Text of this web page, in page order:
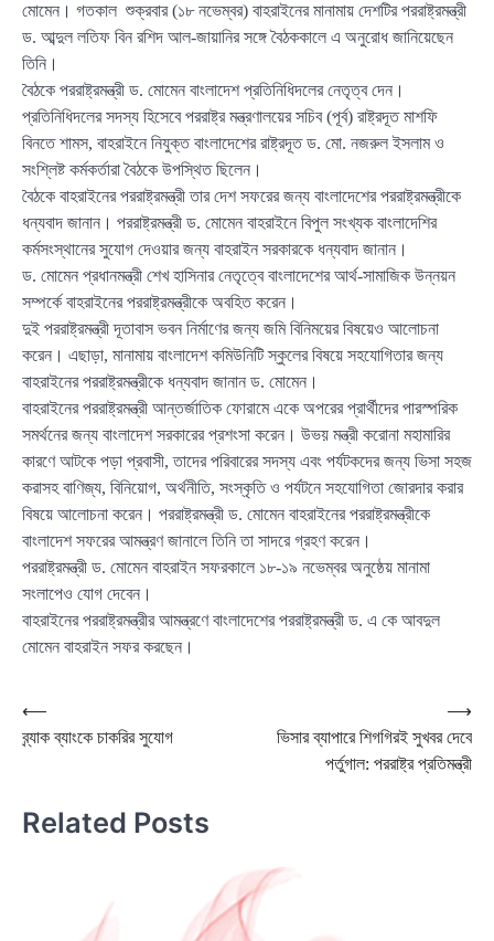
মোমেন। গতকাল শুক্রবার (১৮ নভেম্বর) বাহরাইনের মানামায় দেশটির পররাষ্ট্রমন্ত্রী
ড. আব্দুল লতিফ বিন রশিদ আল-জায়ানির সঙ্গে বৈঠককালে এ অনুরোধ জানিয়েছেন
তিনি।
বৈঠকে পররাষ্ট্রমন্ত্রী ড. মোমেন বাংলাদেশ প্রতিনিধিদলের নেতৃত্ব দেন।
প্রতিনিধিদলের সদস্য হিসেবে পররাষ্ট্র মন্ত্রণালয়ের সচিব (পূর্ব) রাষ্ট্রদূত মাশফি
বিনতে শামস, বাহরাইনে নিযুক্ত বাংলাদেশের রাষ্ট্রদূত ড. মো. নজরুল ইসলাম ও
সংশ্লিষ্ট কর্মকর্তারা বৈঠকে উপস্থিত ছিলেন।
বৈঠকে বাহরাইনের পররাষ্ট্রমন্ত্রী তার দেশ সফরের জন্য বাংলাদেশের পররাষ্ট্রমন্ত্রীকে
ধন্যবাদ জানান। পররাষ্ট্রমন্ত্রী ড. মোমেন বাহরাইনে বিপুল সংখ্যক বাংলাদেশির
কর্মসংস্থানের সুযোগ দেওয়ার জন্য বাহরাইন সরকারকে ধন্যবাদ জানান।
ড. মোমেন প্রধানমন্ত্রী শেখ হাসিনার নেতৃত্বে বাংলাদেশের আর্থ-সামাজিক উন্নয়ন
সম্পর্কে বাহরাইনের পররাষ্ট্রমন্ত্রীকে অবহিত করেন।
দুই পররাষ্ট্রমন্ত্রী দূতাবাস ভবন নির্মাণের জন্য জমি বিনিময়ের বিষয়েও আলোচনা
করেন। এছাড়া, মানামায় বাংলাদেশ কমিউনিটি স্কুলের বিষয়ে সহযোগিতার জন্য
বাহরাইনের পররাষ্ট্রমন্ত্রীকে ধন্যবাদ জানান ড. মোমেন।
বাহরাইনের পররাষ্ট্রমন্ত্রী আন্তর্জাতিক ফোরামে একে অপরের প্রার্থীদের পারস্পরিক
সমর্থনের জন্য বাংলাদেশ সরকারের প্রশংসা করেন। উভয় মন্ত্রী করোনা মহামারির
কারণে আটকে পড়া প্রবাসী, তাদের পরিবারের সদস্য এবং পর্যটকদের জন্য ভিসা সহজ
করাসহ বাণিজ্য, বিনিয়োগ, অর্থনীতি, সংস্কৃতি ও পর্যটনে সহযোগিতা জোরদার করার
বিষয়ে আলোচনা করেন। পররাষ্ট্রমন্ত্রী ড. মোমেন বাহরাইনের পররাষ্ট্রমন্ত্রীকে
বাংলাদেশ সফরের আমন্ত্রণ জানালে তিনি তা সাদরে গ্রহণ করেন।
পররাষ্ট্রমন্ত্রী ড. মোমেন বাহরাইন সফরকালে ১৮-১৯ নভেম্বর অনুষ্ঠেয় মানামা
সংলাপেও যোগ দেবেন।
বাহরাইনের পররাষ্ট্রমন্ত্রীর আমন্ত্রণে বাংলাদেশের পররাষ্ট্রমন্ত্রী ড. এ কে আবদুল
মোমেন বাহরাইন সফর করছেন।
Post
navigation
⟵
ব্র্যাক ব্যাংকে চাকরির সুযোগ
ভিসার ব্যাপারে শিগগিরই সুখবর দেবে
পর্তুগাল: পররাষ্ট্র প্রতিমন্ত্রী
⟶
Related Posts